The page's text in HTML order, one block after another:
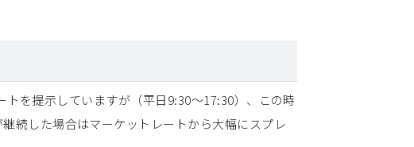
を提示していますが（平日9:30～17:30）、この時
続した場合はマーケットレートから大幅にスプレ